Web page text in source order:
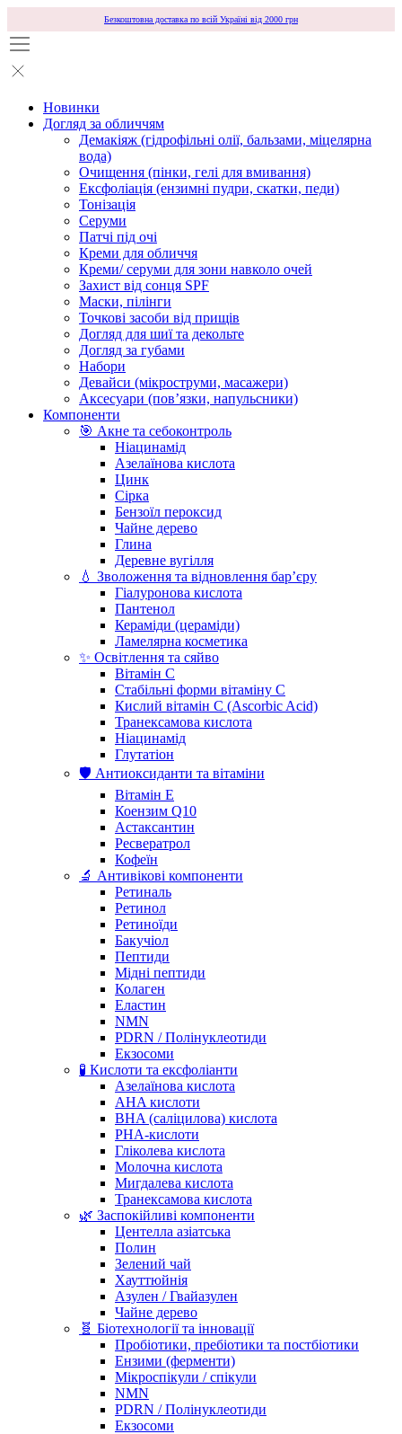
Безкоштовна доставка по всій Україні від 2000 грн
Новинки
Догляд за обличчям
Демакіяж (гідрофільні олії, бальзами, міцелярна
вода)
Очищення (пінки, гелі для вмивання)
Ексфоліація (ензимні пудри, скатки, педи)
Тонізація
Серуми
Патчі під очі
Креми для обличчя
Креми/ серуми для зони навколо очей
Захист від сонця SPF
Маски, пілінги
Точкові засоби від прищів
Догляд для шиї та декольте
Догляд за губами
Набори
Девайси (мікроструми, масажери)
Аксесуари (повʼязки, напульсники)
Компоненти
🎯 Акне та себоконтроль
Ніацинамід
Азелаїнова кислота
Цинк
Сірка
Бензоїл пероксид
Чайне дерево
Глина
Деревне вугілля
💧 Зволоження та відновлення бар’єру
Гіалуронова кислота
Пантенол
Кераміди (цераміди)
Ламелярна косметика
✨ Освітлення та сяйво
Вітамін С
Стабільні форми вітаміну С
Кислий вітамін С (Ascorbic Acid)
Транексамова кислота
Ніацинамід
Глутатіон
🛡️ Антиоксиданти та вітаміни
Вітамін Е
Коензим Q10
Астаксантин
Ресвератрол
Кофеїн
🔬 Антивікові компоненти
Ретиналь
Ретинол
Ретиноїди
Бакучіол
Пептиди
Мідні пептиди
Колаген
Еластин
NMN
PDRN / Полінуклеотиди
Екзосоми
🧪 Кислоти та ексфоліанти
Азелаїнова кислота
AHA кислоти
BHA (саліцилова) кислота
PHA-кислоти
Гліколева кислота
Молочна кислота
Мигдалева кислота
Транексамова кислота
🌿 Заспокійливі компоненти
Центелла азіатська
Полин
Зелений чай
Хауттюйнія
Азулен / Гвайазулен
Чайне дерево
🧬 Біотехнології та інновації
Пробіотики, пребіотики та постбіотики
Ензими (ферменти)
Мікроспікули / спікули
NMN
PDRN / Полінуклеотиди
Екзосоми